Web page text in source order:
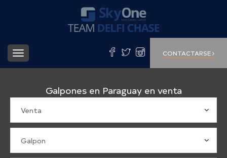
CONTACTARSE
Toggle
navigation
Galpones en Paraguay en venta
Venta
Galpon